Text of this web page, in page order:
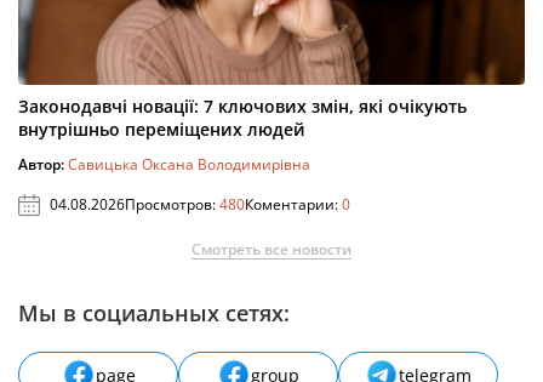
Законодавчі новації: 7 ключових змін, які очікують
внутрішньо переміщених людей
Автор:Савицька Оксана Володимирівна
04.08.2026Просмотров:480Коментарии:0
Смотреть все новости
Мы в социальных сетях:
page group
telegram